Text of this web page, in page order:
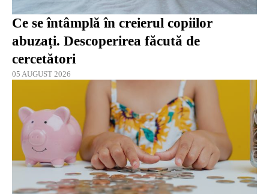
Ce se întâmplă în creierul copiilor
abuzați. Descoperirea făcută de
cercetători
05 AUGUST 2026